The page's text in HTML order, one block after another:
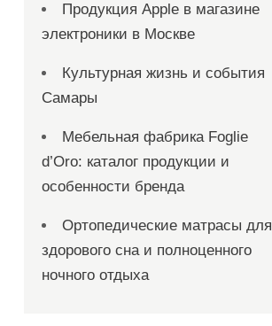
Продукция Apple в магазине
электроники в Москве
Культурная жизнь и события
Самары
Мебельная фабрика Foglie
d’Oro: каталог продукции и
особенности бренда
Ортопедические матрасы для
здорового сна и полноценного
ночного отдыха